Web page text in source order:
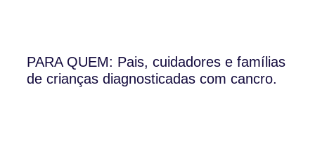
PARA QUEM: Pais, cuidadores e famílias
de crianças diagnosticadas com cancro.